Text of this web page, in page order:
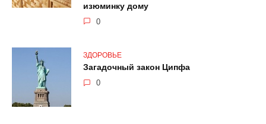
изюминку дому
0
ЗДОРОВЬЕ
Загадочный закон Ципфа
0